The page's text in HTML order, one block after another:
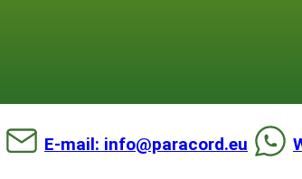
E-mail: info@paracord.eu